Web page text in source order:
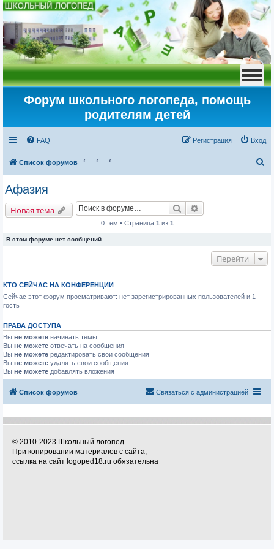
Форум школьного логопеда, помощь
родителям детей
FAQ Вход
Регистрация
Список форумов
о
Афазия
Новая тема Поиск
0 тем • Страница 1 из 1
В этом форуме нет сообщений.
Перейти
КТО СЕЙЧАС НА КОНФЕРЕНЦИИ
Сейчас этот форум просматривают: нет зарегистрированных пользователей и 1
гость
ПРАВА ДОСТУПА
Вы не можете начинать темы
Вы не можете отвечать на сообщения
Вы не можете редактировать свои сообщения
Вы не можете удалять свои сообщения
Вы не можете добавлять вложения
Список форумов Связаться с администрацией
© 2010-2023 Школьный логопед
При копировании материалов с сайта,
ссылка на сайт logoped18.ru обязательна